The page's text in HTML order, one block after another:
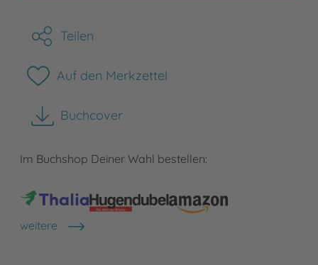
Teilen
Auf den Merkzettel
Buchcover
herunterladen
Im Buchshop Deiner Wahl bestellen:
weitere
Shops anzeigen